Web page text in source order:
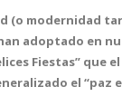
(o modernidad
adoptado en
Fiestas” que
el “paz